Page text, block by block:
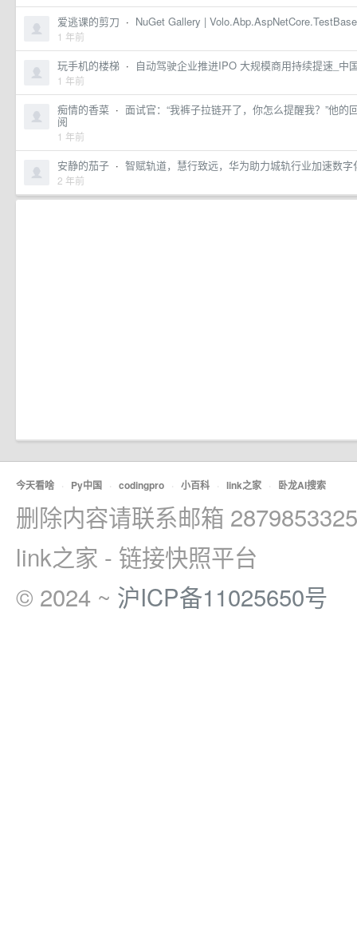
爱逃课的剪刀 · NuGet Gallery |
1 年前
玩手机的楼梯 · 自动驾驶企业推进IPO 大规模商用持续提速_
1 年前
痴情的香菜 · 面试官：“我裤子拉链开了，你怎么提醒我？”他
阅
1 年前
安静的茄子 · 智赋轨道，慧行致远，华为助力城轨行业加速数字
2 年前
今天看啥 · Py中国 · codingpro · 小百科 · link之家 · 卧龙AI搜索
删除内容请联系邮箱
link之家 - 链接快照平台
© 2024 ~ 沪ICP备11025650号